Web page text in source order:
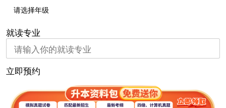
就读专业
立即预约